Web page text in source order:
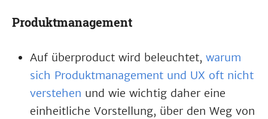
Produktmanagement
Auf überproduct wird beleuchtet, warum
sich Produktmanagement und UX oft nicht
verstehen und wie wichtig daher eine
einheitliche Vorstellung, über den Weg von